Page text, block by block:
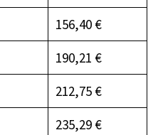
156,40 €
190,21 €
212,75 €
235,29 €